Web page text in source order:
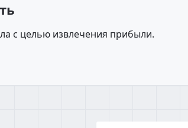
с целью извлечения прибыли.